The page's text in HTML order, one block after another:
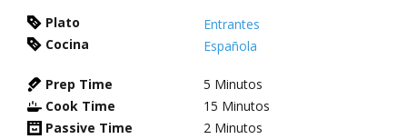
Plato
Entrantes
Cocina
Española
Prep Time 5 Minutos
Cook Time
15 Minutos
Passive Time
2 Minutos